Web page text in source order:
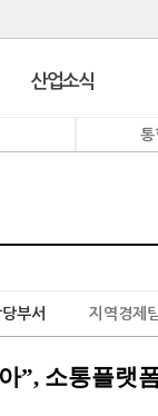
산업소식
유관기관소식
만화CEO열전
통
당부서 지역경제
”, 소통플랫